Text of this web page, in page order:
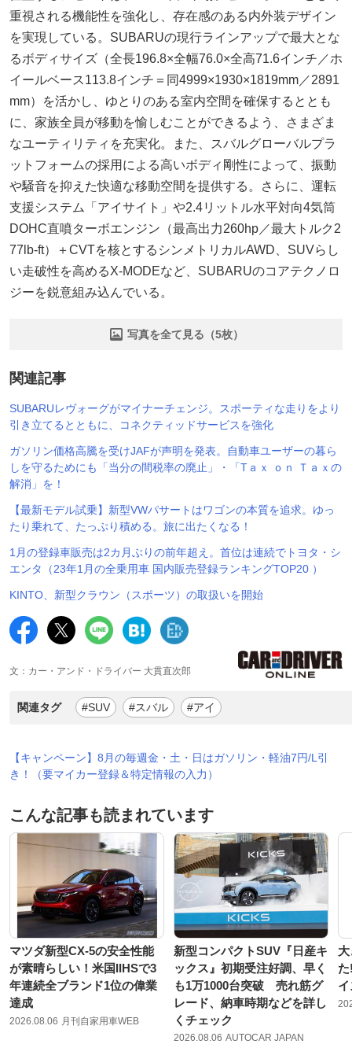
重視される機能性を強化し、存在感のある内外装デザイン
を実現している。SUBARUの現行ラインアップで最大とな
るボディサイズ（全長196.8×全幅76.0×全高71.6インチ／ホ
イールベース113.8インチ＝同4999×1930×1819mm／2891
mm）を活かし、ゆとりのある室内空間を確保するととも
に、家族全員が移動を愉しむことができるよう、さまざま
なユーティリティを充実化。また、スバルグローバルプラ
ットフォームの採用による高いボディ剛性によって、振動
や騒音を抑えた快適な移動空間を提供する。さらに、運転
支援システム「アイサイト」や2.4リットル水平対向4気筒
DOHC直噴ターボエンジン（最高出力260hp／最大トルク2
77lb-ft）＋CVTを核とするシンメトリカルAWD、SUVらし
い走破性を高めるX-MODEなど、SUBARUのコアテクノロ
ジーを鋭意組み込んでいる。
写真を全て見る（5枚）
関連記事
SUBARUレヴォーグがマイナーチェンジ。スポーティな走りをより
引き立てるとともに、コネクティッドサービスを強化
ガソリン価格高騰を受けJAFが声明を発表。自動車ユーザーの暮ら
しを守るためにも「当分の間税率の廃止」・「Tａｘ ｏｎ Ｔａｘの
解消」を！
【最新モデル試乗】新型VWパサートはワゴンの本質を追求。ゆっ
たり乗れて、たっぷり積める。旅に出たくなる！
1月の登録車販売は2カ月ぶりの前年超え。首位は連続でトヨタ・シ
エンタ（23年1月の全乗用車 国内販売登録ランキングTOP20 ）
KINTO、新型クラウン（スポーツ）の取扱いを開始
文：カー・アンド・ドライバー 大貫直次郎
関連タグ #SUV #スバル #アイ
【キャンペーン】8月の毎週金・土・日はガソリン・軽油7円/L引
き！（要マイカー登録＆特定情報の入力）
こんな記事も読まれています
マツダ新型CX-5の安全性能
が素晴らしい！米国IIHSで3
年連続全ブランド1位の偉業
達成
2026.08.06 月刊自家用車WEB
新型コンパクトSUV『日産キ
ックス』初期受注好調、早く
も1万1000台突破 売れ筋グ
レード、納車時期などを詳し
くチェック
2026.08.06 AUTOCAR JAPAN